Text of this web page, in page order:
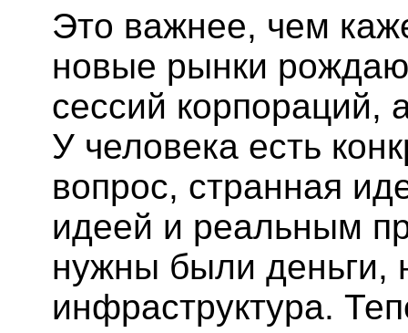
Это важнее, чем
новые рынки
сессий корпораций,
У человека есть
вопрос, странная
идеей и реальным
нужны были деньги,
инфраструктура.